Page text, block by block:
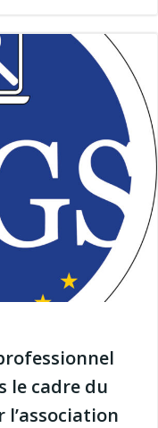
le cadre du
l’association